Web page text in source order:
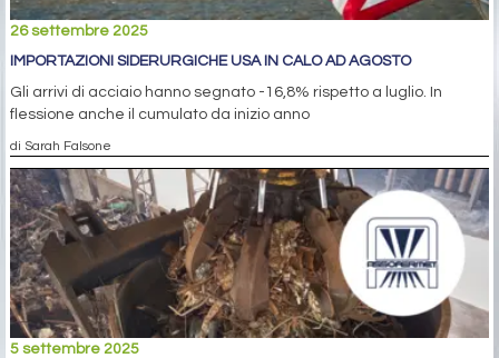
26 settembre 2025
IMPORTAZIONI SIDERURGICHE USA IN CALO AD AGOSTO
Gli arrivi di acciaio hanno segnato -16,8% rispetto a luglio. In
flessione anche il cumulato da inizio anno
di Sarah Falsone
5 settembre 2025